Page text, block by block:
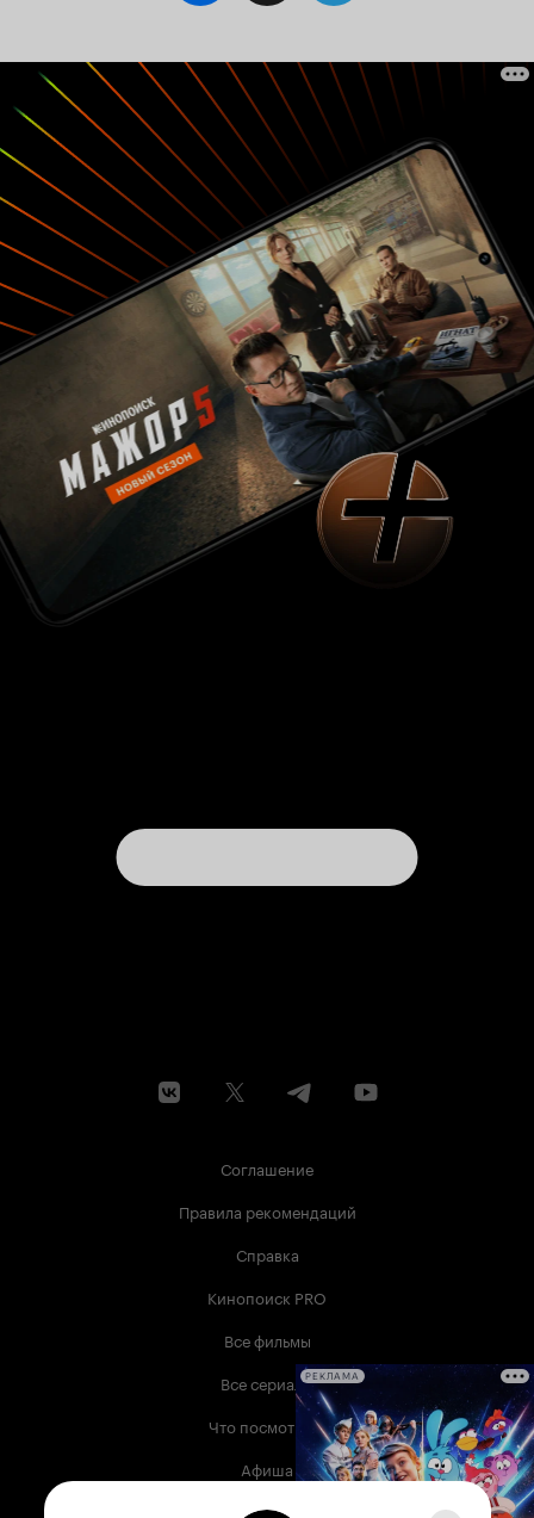
Соглашение
Правила рекомендаций
Справка
Кинопоиск PRO
Все фильмы
Все сериалы
Что посмотреть
Афиша
Музыка
РЕКЛАМА